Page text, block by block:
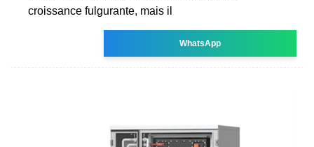
croissance fulgurante, mais il
WhatsApp